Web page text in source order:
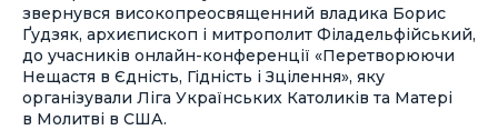
звернувся високопреосвященний владика Борис
Ґудзяк, архиєпископ і митрополит Філадельфійський,
до учасників онлайн-конференції «Перетворюючи
Нещастя в Єдність, Гідність і Зцілення», яку
організували Ліга Українських Католиків та Матері
в Молитві в США.